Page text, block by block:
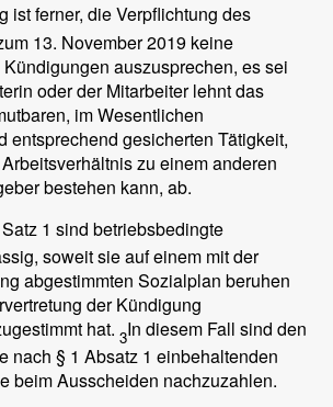
ist ferner, die Verpflichtung des
13. November 2019 keine
auszusprechen, es sei
oder der Mitarbeiter lehnt das
im Wesentlichen
entsprechend gesicherten Tätigkeit,
zu einem anderen
bestehen kann, ab.
1 sind betriebsbedingte
soweit sie auf einem mit der
abgestimmten Sozialplan beruhen
der Kündigung
hat. 3In diesem Fall sind den
nach § 1 Absatz 1 einbehaltenden
beim Ausscheiden nachzuzahlen.